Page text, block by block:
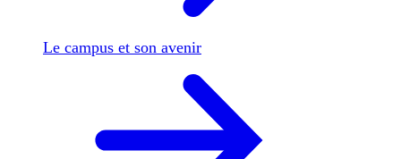
Le campus et son avenir